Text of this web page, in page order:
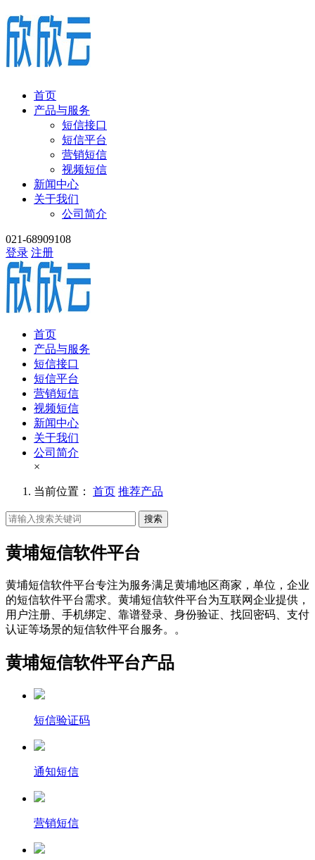
首页
产品与服务
短信接口
短信平台
营销短信
视频短信
新闻中心
关于我们
公司简介
021-68909108
登录 注册
首页
产品与服务
短信接口
短信平台
营销短信
视频短信
新闻中心
关于我们
公司简介
×
当前位置： 首页 推荐产品
搜索
黄埔短信软件平台
黄埔短信软件平台专注为服务满足黄埔地区商家，单位，企业
的短信软件平台需求。黄埔短信软件平台为互联网企业提供，
用户注册、手机绑定、靠谱登录、身份验证、找回密码、支付
认证等场景的短信软件平台服务。。
黄埔短信软件平台产品
短信验证码
通知短信
营销短信